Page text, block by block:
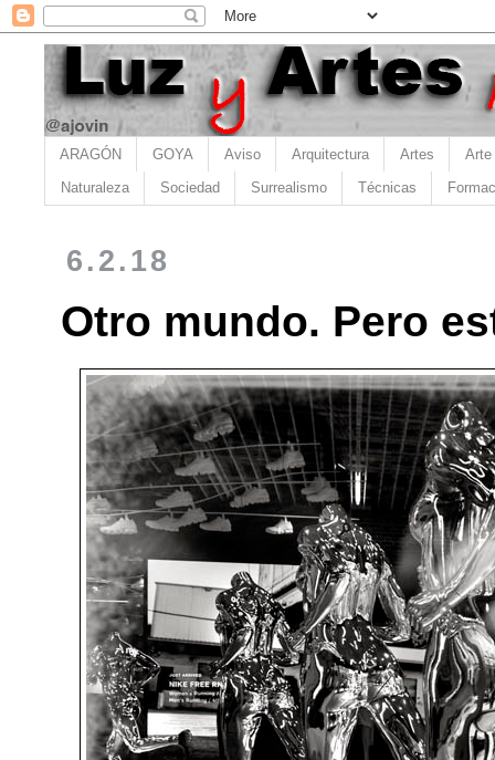
ARAGÓN GOYA Aviso Arquitectura Artes Arte
Naturaleza Sociedad Surrealismo Técnicas
6.2.18
Otro mundo. Pero